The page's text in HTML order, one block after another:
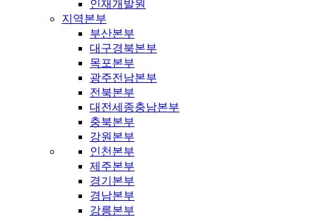
인재개발원
지역본부
부산본부
대구경북본부
목포본부
광주전남본부
전북본부
대전세종충남본부
충북본부
강원본부
인천본부
제주본부
경기본부
경남본부
강릉본부